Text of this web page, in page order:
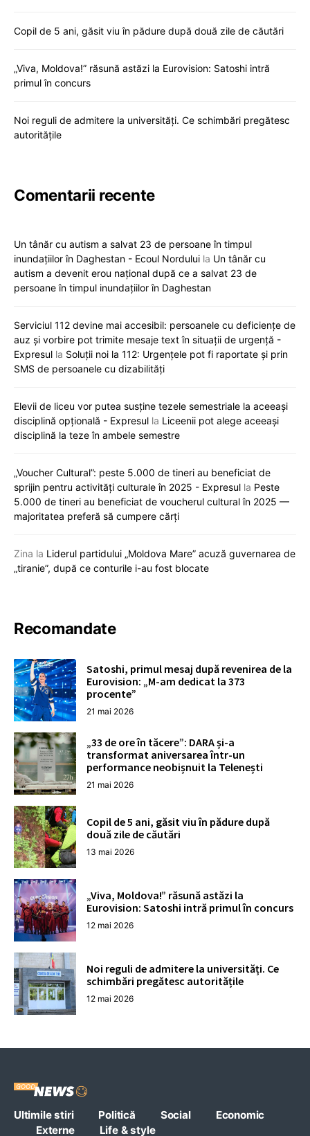
Copil de 5 ani, găsit viu în pădure după două zile de căutări
„Viva, Moldova!” răsună astăzi la Eurovision: Satoshi intră
primul în concurs
Noi reguli de admitere la universități. Ce schimbări pregătesc
autoritățile
Comentarii recente
Un tânăr cu autism a salvat 23 de persoane în timpul
inundațiilor în Daghestan - Ecoul Nordului la Un tânăr cu
autism a devenit erou național după ce a salvat 23 de
persoane în timpul inundațiilor în Daghestan
Serviciul 112 devine mai accesibil: persoanele cu deficiențe de
auz și vorbire pot trimite mesaje text în situații de urgență -
Expresul la Soluții noi la 112: Urgențele pot fi raportate și prin
SMS de persoanele cu dizabilități
Elevii de liceu vor putea susține tezele semestriale la aceeași
disciplină opțională - Expresul la Liceenii pot alege aceeași
disciplină la teze în ambele semestre
„Voucher Cultural”: peste 5.000 de tineri au beneficiat de
sprijin pentru activități culturale în 2025 - Expresul la Peste
5.000 de tineri au beneficiat de voucherul cultural în 2025 —
majoritatea preferă să cumpere cărți
Zina la Liderul partidului „Moldova Mare” acuză guvernarea de
„tiranie”, după ce conturile i-au fost blocate
Recomandate
Satoshi, primul mesaj după revenirea de la
Eurovision: „M-am dedicat la 373
procente”
21 mai 2026
„33 de ore în tăcere”: DARA și-a
transformat aniversarea într-un
performance neobișnuit la Telenești
21 mai 2026
Copil de 5 ani, găsit viu în pădure după
două zile de căutări
13 mai 2026
„Viva, Moldova!” răsună astăzi la
Eurovision: Satoshi intră primul în concurs
12 mai 2026
Noi reguli de admitere la universități. Ce
schimbări pregătesc autoritățile
12 mai 2026
Ultimile stiri Politică Social
Economic
Externe
Life & style